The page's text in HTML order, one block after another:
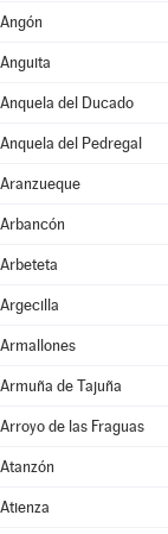
Angón
Anguita
Anquela del Ducado
Anquela del Pedregal
Aranzueque
Arbancón
Arbeteta
Argecilla
Armallones
Armuña de Tajuña
Arroyo de las Fraguas
Atanzón
Atienza